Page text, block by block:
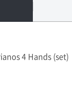
4 Hands (set)